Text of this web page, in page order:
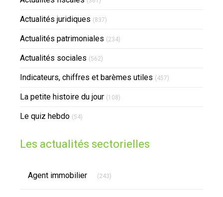
Actualités juridiques (837)
Actualités patrimoniales (234)
Actualités sociales (562)
Indicateurs, chiffres et barèmes utiles (457)
La petite histoire du jour (108)
Le quiz hebdo (54)
Les actualités sectorielles
Agent immobilier (243)